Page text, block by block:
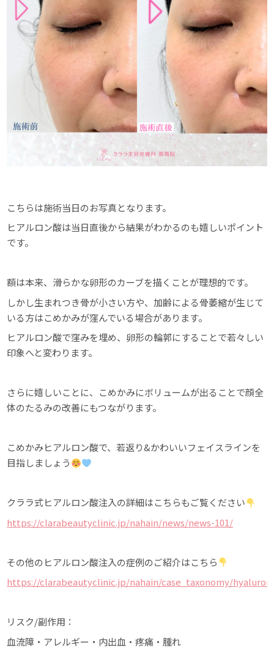
こちらは施術当日のお写真となります。
ヒアルロン酸は当日直後から結果がわかるのも嬉しいポイント
です。
額は本来、滑らかな卵形のカーブを描くことが理想的です。
しかし生まれつき骨が小さい方や、加齢による骨萎縮が生じて
いる方はこめかみが窪んでいる場合があります。
ヒアルロン酸で窪みを埋め、卵形の輪郭にすることで若々しい
印象へと変わります。
さらに嬉しいことに、こめかみにボリュームが出ることで顔全
体のたるみの改善にもつながります。
こめかみヒアルロン酸で、若返り&かわいいフェイスラインを
目指しましょう
クララ式ヒアルロン酸注入の詳細はこちらもご覧ください
https://clarabeautyclinic.jp/nahain/news/news-101/
その他のヒアルロン酸注入の症例のご紹介はこちら
https://clarabeautyclinic.jp/nahain/case_taxonomy/
リスク/副作用：
血流障・アレルギー・内出血・疼痛・腫れ